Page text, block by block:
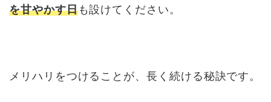
を甘やかす日も設けてください。
メリハリをつけることが、長く続ける秘訣です。